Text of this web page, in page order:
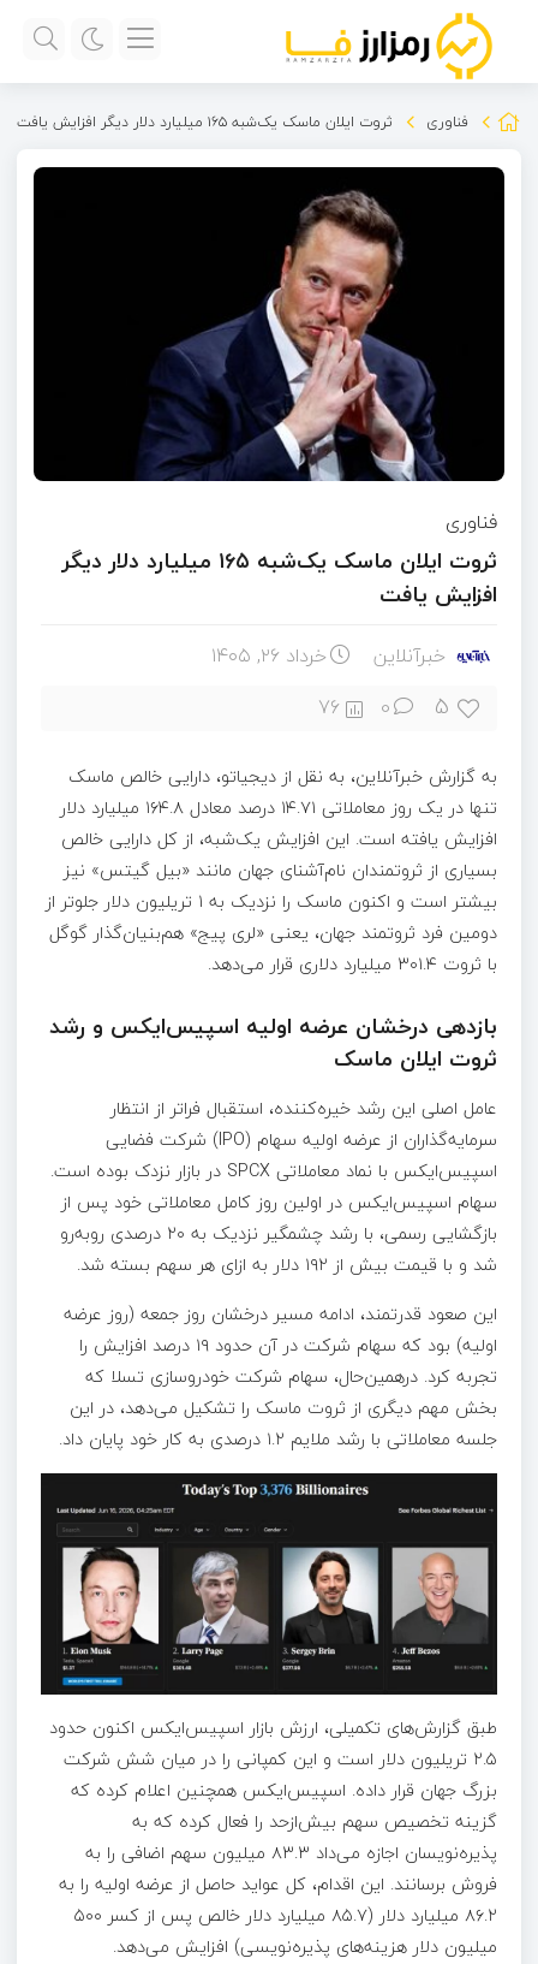
فناوری ثروت ایلان ماسک یک‌شبه ۱۶۵ میلیارد دلار دیگر افزایش یافت
فناوری
ثروت ایلان ماسک یک‌شبه ۱۶۵ میلیارد دلار دیگر
افزایش یافت
خبرآنلاین خرداد ۲۶, ۱۴۰۵
5
0
76
به گزارش خبرآنلاین، به نقل از دیجیاتو، دارایی خالص ماسک
تنها در یک روز معاملاتی ۱۴.۷۱ درصد معادل ۱۶۴.۸ میلیارد دلار
افزایش یافته است. این افزایش یک‌شبه، از کل دارایی خالص
بسیاری از ثروتمندان نام‌آشنای جهان مانند «بیل گیتس» نیز
بیشتر است و اکنون ماسک را نزدیک به ۱ تریلیون دلار جلوتر از
دومین فرد ثروتمند جهان، یعنی «لری پیج» هم‌بنیان‌گذار گوگل
با ثروت ۳۰۱.۴ میلیارد دلاری قرار می‌دهد.
بازدهی درخشان عرضه اولیه اسپیس‌ایکس و رشد
ثروت ایلان ماسک
عامل اصلی این رشد خیره‌کننده، استقبال فراتر از انتظار
سرمایه‌گذاران از عرضه اولیه سهام (IPO) شرکت فضایی
اسپیس‌ایکس با نماد معاملاتی SPCX در بازار نزدک بوده است.
سهام اسپیس‌ایکس در اولین روز کامل معاملاتی خود پس از
بازگشایی رسمی، با رشد چشمگیر نزدیک به ۲۰ درصدی روبه‌رو
شد و با قیمت بیش از ۱۹۲ دلار به ازای هر سهم بسته شد.
این صعود قدرتمند، ادامه مسیر درخشان روز جمعه (روز عرضه
اولیه) بود که سهام شرکت در آن حدود ۱۹ درصد افزایش را
تجربه کرد. درهمین‌حال، سهام شرکت خودروسازی تسلا که
بخش مهم دیگری از ثروت ماسک را تشکیل می‌دهد، در این
جلسه معاملاتی با رشد ملایم ۱.۲ درصدی به کار خود پایان داد.
طبق گزارش‌های تکمیلی، ارزش بازار اسپیس‌ایکس اکنون حدود
۲.۵ تریلیون دلار است و این کمپانی را در میان شش شرکت
بزرگ جهان قرار داده. اسپیس‌ایکس همچنین اعلام کرده که
گزینه تخصیص سهم بیش‌ازحد را فعال کرده که به
پذیره‌نویسان اجازه می‌داد ۸۳.۳ میلیون سهم اضافی را به
فروش برسانند. این اقدام، کل عواید حاصل از عرضه اولیه را به
۸۶.۲ میلیارد دلار (۸۵.۷ میلیارد دلار خالص پس از کسر ۵۰۰
میلیون دلار هزینه‌های پذیره‌نویسی) افزایش می‌دهد.